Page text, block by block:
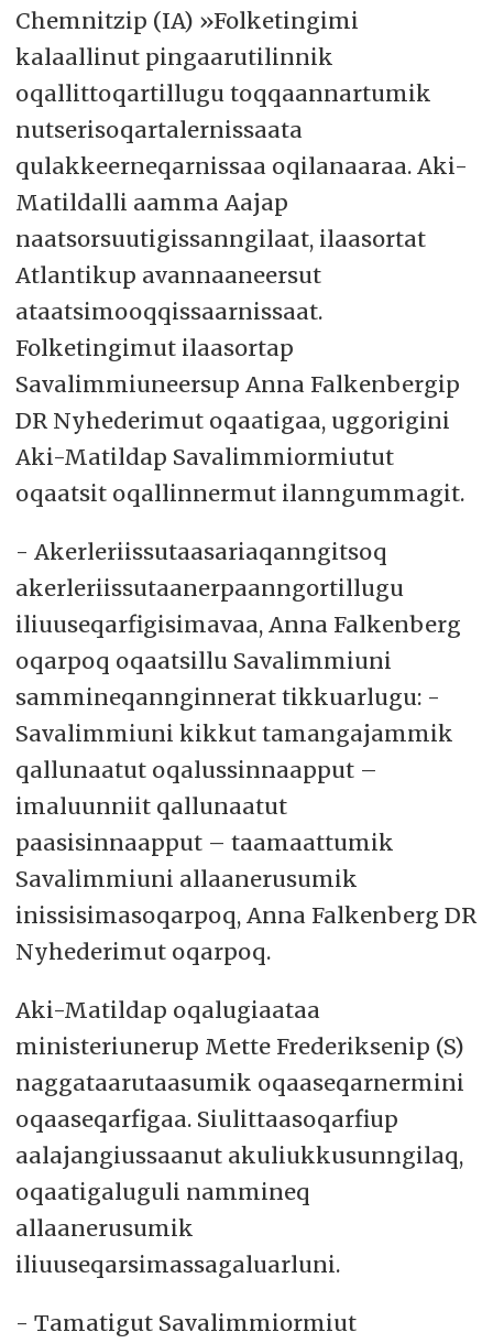
Chemnitzip (IA) »Folketingimi
kalaallinut pingaarutilinnik
oqallittoqartillugu toqqaannartumik
nutserisoqartalernissaata
qulakkeerneqarnissaa oqilanaaraa. Aki-
Matildalli aamma Aajap
naatsorsuutigissanngilaat, ilaasortat
Atlantikup avannaaneersut
ataatsimooqqissaarnissaat.
Folketingimut ilaasortap
Savalimmiuneersup Anna Falkenbergip
DR Nyhederimut oqaatigaa, uggorigini
Aki-Matildap Savalimmiormiutut
oqaatsit oqallinnermut ilanngummagit.
- Akerleriissutaasariaqanngitsoq
akerleriissutaanerpaanngortillugu
iliuuseqarfigisimavaa, Anna Falkenberg
oqarpoq oqaatsillu Savalimmiuni
sammineqannginnerat tikkuarlugu: -
Savalimmiuni kikkut tamangajammik
qallunaatut oqalussinnaapput –
imaluunniit qallunaatut
paasisinnaapput – taamaattumik
Savalimmiuni allaanerusumik
inissisimasoqarpoq, Anna Falkenberg DR
Nyhederimut oqarpoq.
Aki-Matildap oqalugiaataa
ministeriunerup Mette Frederiksenip (S)
naggataarutaasumik oqaaseqarnermini
oqaaseqarfigaa. Siulittaasoqarfiup
aalajangiussaanut akuliukkusunngilaq,
oqaatigaluguli nammineq
allaanerusumik
iliuuseqarsimassagaluarluni.
- Tamatigut Savalimmiormiut